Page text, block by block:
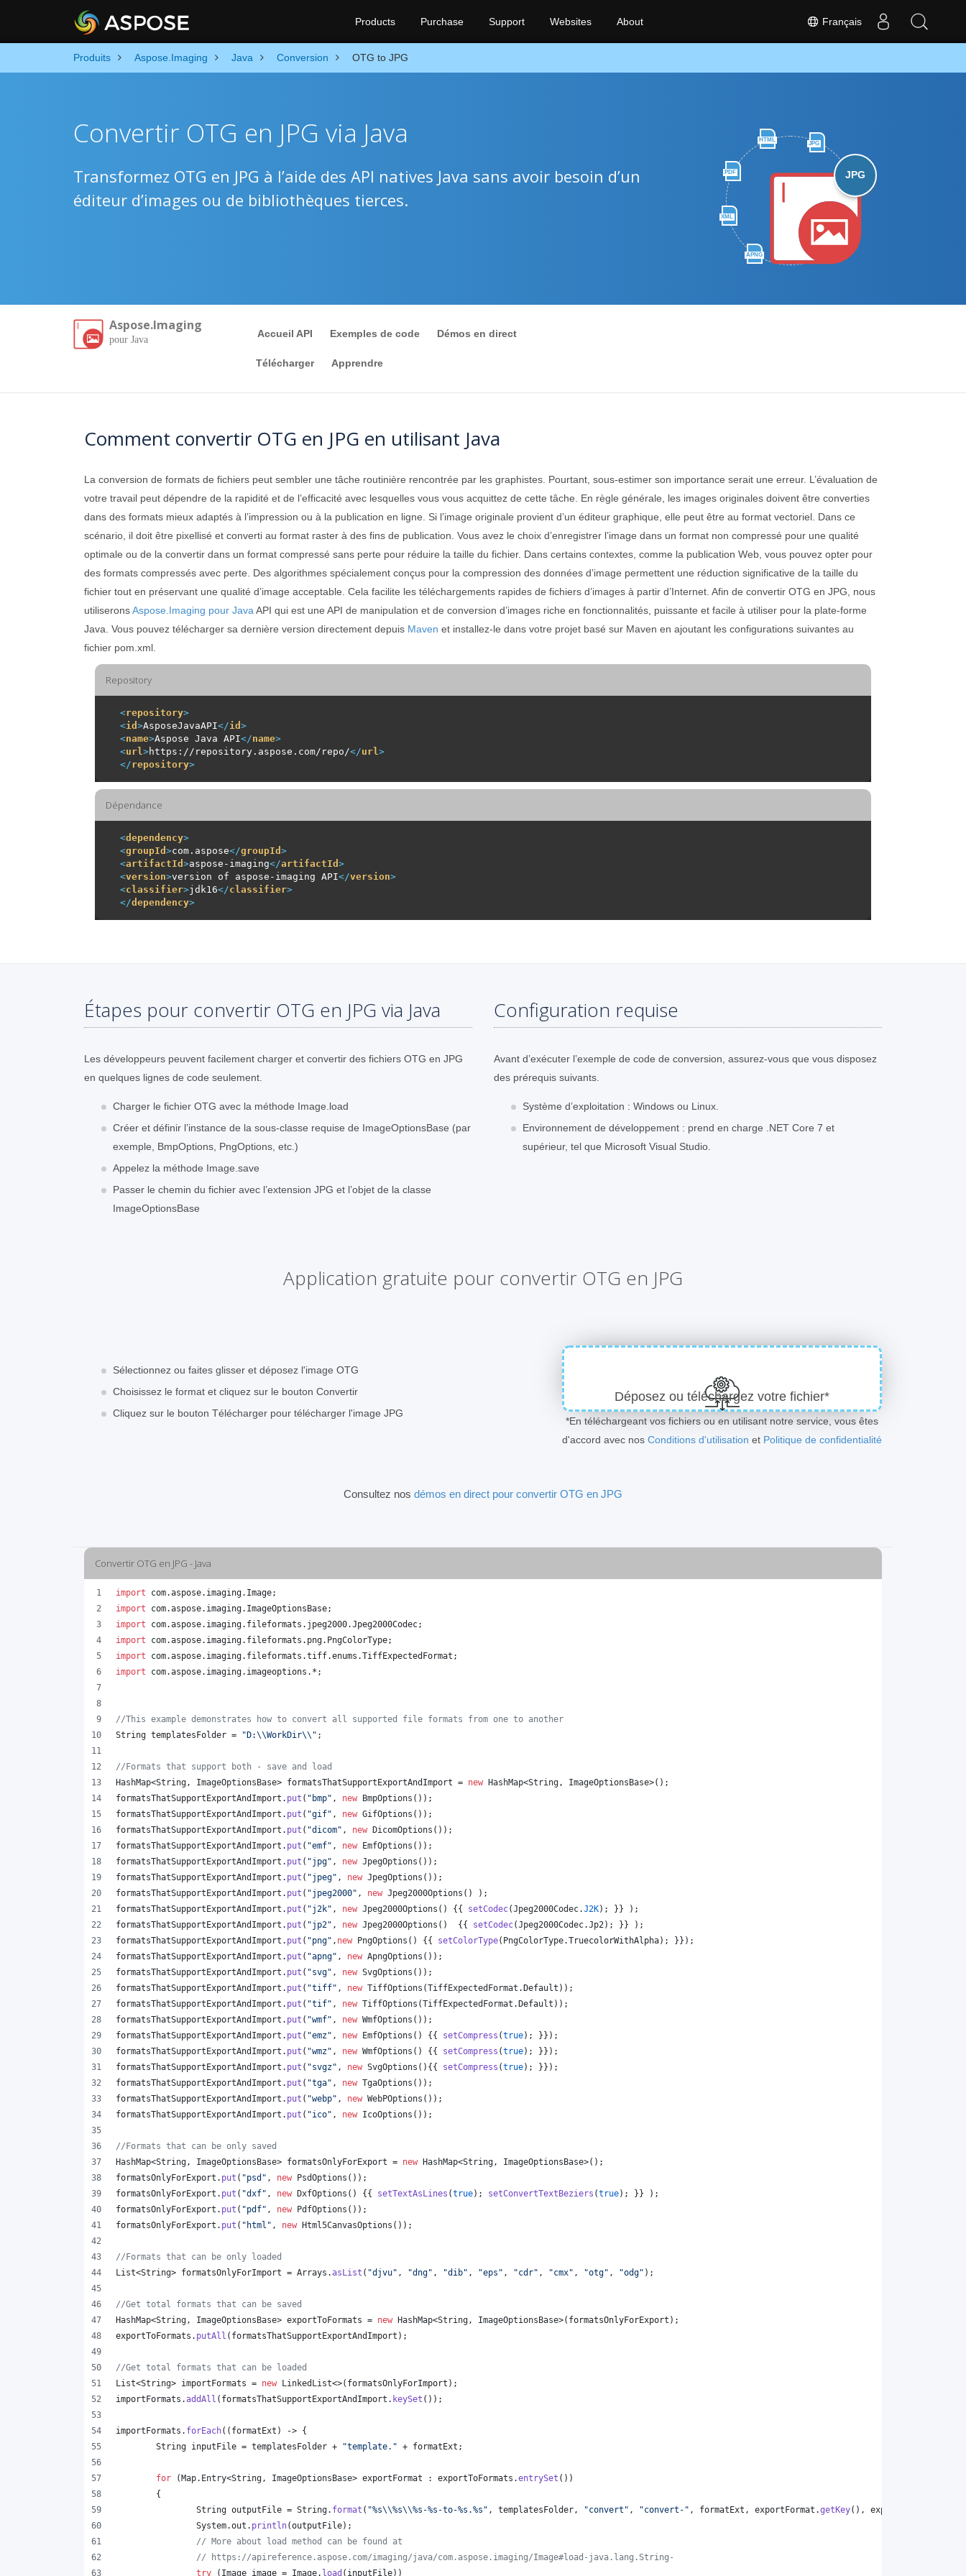
Français
Products Purchase Support Websites About
Produits Aspose.Imaging Java Conversion OTG to JPG
HTML
JPG
PDF
XML
APNG
JPG
Convertir OTG en JPG via Java
Transformez OTG en JPG à l’aide des API natives Java sans avoir besoin d’un
éditeur d’images ou de bibliothèques tierces.
Aspose.Imaging
pour Java
Accueil API Exemples de code Démos en direct
Télécharger Apprendre
Comment convertir OTG en JPG en utilisant Java
La conversion de formats de fichiers peut sembler une tâche routinière rencontrée par les graphistes. Pourtant, sous-estimer son importance serait une erreur. L’évaluation de
votre travail peut dépendre de la rapidité et de l’efficacité avec lesquelles vous vous acquittez de cette tâche. En règle générale, les images originales doivent être converties
dans des formats mieux adaptés à l’impression ou à la publication en ligne. Si l’image originale provient d’un éditeur graphique, elle peut être au format vectoriel. Dans ce
scénario, il doit être pixellisé et converti au format raster à des fins de publication. Vous avez le choix d’enregistrer l’image dans un format non compressé pour une qualité
optimale ou de la convertir dans un format compressé sans perte pour réduire la taille du fichier. Dans certains contextes, comme la publication Web, vous pouvez opter pour
des formats compressés avec perte. Des algorithmes spécialement conçus pour la compression des données d’image permettent une réduction significative de la taille du
fichier tout en préservant une qualité d’image acceptable. Cela facilite les téléchargements rapides de fichiers d’images à partir d’Internet. Afin de convertir OTG en JPG, nous
utiliseronsAspose.Imaging pour Java API qui est une API de manipulation et de conversion d’images riche en fonctionnalités, puissante et facile à utiliser pour la plate-forme
Java. Vous pouvez télécharger sa dernière version directement depuis Maven et installez-le dans votre projet basé sur Maven en ajoutant les configurations suivantes au
fichier pom.xml.
Repository
<repository>
<id >AsposeJavaAPI</id >
<name>Aspose Java API</name>
<url>https://repository.aspose.com/repo/</url>
</repository>
Dépendance
<dependency>
<groupId >com.aspose</groupId >
<artifactId >aspose-imaging</artifactId >
<version>version of aspose-imaging API</version>
<classifier>jdk16</classifier>
</dependency>
Étapes pour convertir OTG en JPG via Java
Les développeurs peuvent facilement charger et convertir des fichiers OTG en JPG
en quelques lignes de code seulement.
Charger le fichier OTG avec la méthode Image.load
Créer et définir l’instance de la sous-classe requise de ImageOptionsBase (par
exemple, BmpOptions, PngOptions, etc.)
Appelez la méthode Image.save
Passer le chemin du fichier avec l’extension JPG et l’objet de la classe
ImageOptionsBase
Configuration requise
Avant d’exécuter l’exemple de code de conversion, assurez-vous que vous disposez
des prérequis suivants.
Système d’exploitation : Windows ou Linux.
Environnement de développement : prend en charge .NET Core 7 et
supérieur, tel que Microsoft Visual Studio.
Application gratuite pour convertir OTG en JPG
Sélectionnez ou faites glisser et déposez l'image OTG
Choisissez le format et cliquez sur le bouton Convertir
Cliquez sur le bouton Télécharger pour télécharger l'image JPG
Déposez ou téléchargez votre fichier*
*En téléchargeant vos fichiers ou en utilisant notre service, vous êtes
d'accord avec nos Conditions d'utilisation et Politique de confidentialité
Consultez nos démos en direct pour convertir OTG en JPG
Convertir OTG en JPG - Java
import com.aspose. imaging. Image;
import
com.aspose. imaging. ImageOptionsBase;
import
com.aspose. imaging. fileformats . jpeg2000.Jpeg2000Codec;
import
com.aspose. imaging. fileformats . png. PngColorType;
import
com.aspose. imaging. fileformats .tiff.enums .TiffExpectedFormat ;
import
com.aspose. imaging. imageoptions .*;
//This example demonstrates how to convert all supported file formats from one to another
String templatesFolder = "D:\\WorkDir\\ " ;
//Formats that support both - save and load
HashMap<String, ImageOptionsBase> formatsThatSupportExportAndImport = new HashMap<String, ImageOptionsBase>();
formatsThatSupportExportAndImport . put ( "bmp" , new BmpOptions ());
formatsThatSupportExportAndImport . put ( "gif" , new GifOptions ());
formatsThatSupportExportAndImport . put ( "dicom" , new DicomOptions ());
formatsThatSupportExportAndImport . put ( "emf" , new EmfOptions ());
formatsThatSupportExportAndImport . put ( "jpg" , new JpegOptions ());
formatsThatSupportExportAndImport . put ( "jpeg" , new JpegOptions ());
formatsThatSupportExportAndImport . put ( "jpeg2000" , new Jpeg2000Options () );
formatsThatSupportExportAndImport . put ( "j2k" , new Jpeg2000Options () {{ setCodec(Jpeg2000Codec.J2K); }} );
formatsThatSupportExportAndImport . put ( "jp2" , new Jpeg2000Options ()  {{ setCodec(Jpeg2000Codec.Jp2); }} );
formatsThatSupportExportAndImport . put ( "png" , new PngOptions () {{ setColorType( PngColorType.TruecolorWithAlpha); }});
formatsThatSupportExportAndImport . put ( "apng" , new ApngOptions ());
formatsThatSupportExportAndImport . put ( "svg" , new SvgOptions ());
formatsThatSupportExportAndImport . put ( "tiff" , new TiffOptions (TiffExpectedFormat . Default ));
formatsThatSupportExportAndImport . put ( "tif" , new TiffOptions (TiffExpectedFormat . Default ));
formatsThatSupportExportAndImport . put ( "wmf" , new WmfOptions ());
formatsThatSupportExportAndImport . put ( "emz" , new EmfOptions () {{ setCompress (true); }});
formatsThatSupportExportAndImport . put ( "wmz" , new WmfOptions () {{ setCompress (true); }});
formatsThatSupportExportAndImport . put ( "svgz" , new SvgOptions (){{ setCompress (true); }});
formatsThatSupportExportAndImport . put ( "tga" , new TgaOptions ());
formatsThatSupportExportAndImport . put ( "webp" , new WebPOptions ());
formatsThatSupportExportAndImport . put ( "ico" , new IcoOptions ());
//Formats that can be only saved
HashMap<String, ImageOptionsBase> formatsOnlyForExport = new HashMap<String, ImageOptionsBase>();
formatsOnlyForExport . put ( "psd" , new PsdOptions ());
formatsOnlyForExport . put ( "dxf" , new DxfOptions () {{ setTextAsLines (true); setConvertTextBeziers (true); }} );
formatsOnlyForExport . put ( "pdf" , new PdfOptions ());
formatsOnlyForExport . put ( "html" , new Html5CanvasOptions ());
//Formats that can be only loaded
List<String> formatsOnlyForImport = Arrays .asList ( "djvu" , "dng" , "dib" , "eps" , "cdr" , "cmx" , "otg" , "odg" );
//Get total formats that can be saved
HashMap<String, ImageOptionsBase> exportToFormats = new HashMap<String, ImageOptionsBase>( formatsOnlyForExport );
exportToFormats . putAll ( formatsThatSupportExportAndImport );
//Get total formats that can be loaded
List<String> importFormats = new LinkedList<>( formatsOnlyForImport );
importFormats .addAll ( formatsThatSupportExportAndImport . keySet ());
importFormats . forEach(( formatExt ) -> {
String inputFile = templatesFolder + "template." + formatExt ;
for ( Map. Entry<String, ImageOptionsBase> exportFormat : exportToFormats .entrySet ())
	{
String outputFile = String. format ( "%s\\%s\\%s-%s-to-%s.%s" , templatesFolder, "convert" , "convert-" , formatExt , exportFormat .getKey(), exportFormat
System.out . println(outputFile);
// More about load method can be found at
// https://apireference.aspose.com/imaging/java/com.aspose.imaging/Image#load-java.lang.String-
try ( Image image = Image. load ( inputFile))